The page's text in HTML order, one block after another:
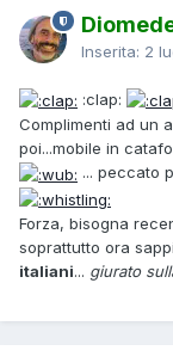
Inserita: 2
:clap:
Complimenti ad un
poi...mobile in
... peccato
Forza, bisogna
soprattutto ora
italiani... giurato